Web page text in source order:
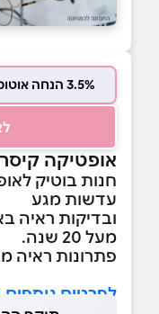
3.5% הנחה אוטומטית למשלמים בכרטיס המועדון
אופטיקה
חנות בוטיק
עדשות מגע
ובדיקות ראיה
מעל 20 שנה.
פתרונות ראיה
לפרטים